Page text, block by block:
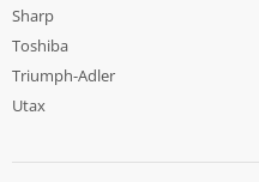
Sharp
Toshiba
Triumph-Adler
Utax